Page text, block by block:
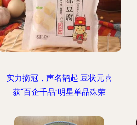
实力摘冠，声名鹊起 豆状元喜
获“百企千品”明星单品殊荣